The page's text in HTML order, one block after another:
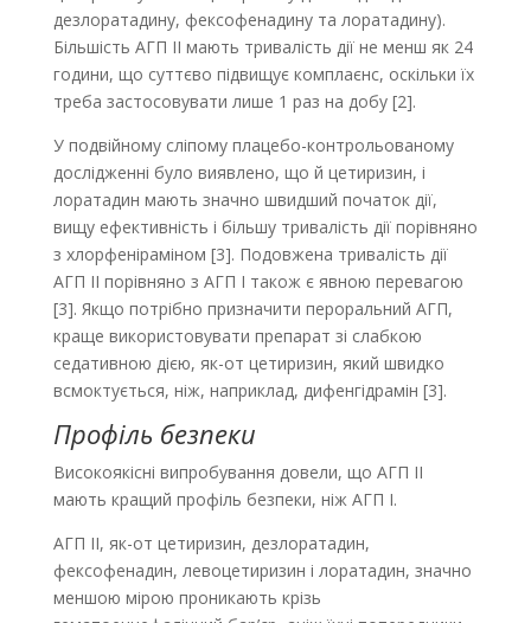
дезлоратадину, фексофенадину та лоратадину).
Більшість АГП ІІ мають тривалість дії не менш як 24
години, що суттєво підвищує комплаєнс, оскільки їх
треба застосовувати лише 1 раз на добу [2].
У подвійному сліпому плацебо-контрольованому
дослідженні було виявлено, що й цетиризин, і
лоратадин мають значно швидший початок дії,
вищу ефективність і більшу тривалість дії порівняно
з хлорфеніраміном [3]. Подовжена тривалість дії
АГП ІІ порівняно з АГП І також є явною перевагою
[3]. Якщо потрібно призначити пероральний АГП,
краще використовувати препарат зі слабкою
седативною дією, як-от цетиризин, який швидко
всмоктується, ніж, наприклад, дифенгідрамін [3].
Профіль безпеки
Високоякісні випробування довели, що АГП ІІ
мають кращий профіль безпеки, ніж АГП І.
АГП ІІ, як-от цетиризин, дезлоратадин,
фексофенадин, левоцетиризин і лоратадин, значно
меншою мірою проникають крізь